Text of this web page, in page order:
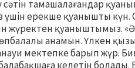
сәтін тамашалағандар
үшін ерекше қуанышты
қуаныштымыз.
анамын. Үлкен
мектепке барып жүр.
келетін